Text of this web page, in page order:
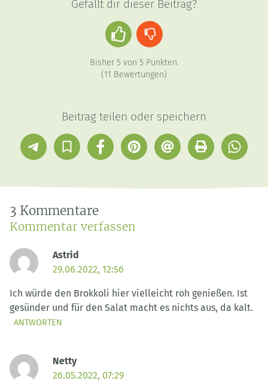
Gefällt dir dieser Beitrag?
Daumen
hoch
Daumen
runter
Bisher 5 von 5 Punkten.
(11 Bewertungen)
Beitrag teilen oder speichern
TelegramIn
Sammlung
FacebookPinterestE-
Mail
Drucken
3 Kommentare
Kommentar verfassen
Astrid
29.06.2022, 12:56
Ich würde den Brokkoli hier vielleicht roh genießen. Ist
gesünder und für den Salat macht es nichts aus, da kalt.
ANTWORTEN
Netty
26.05.2022, 07:29